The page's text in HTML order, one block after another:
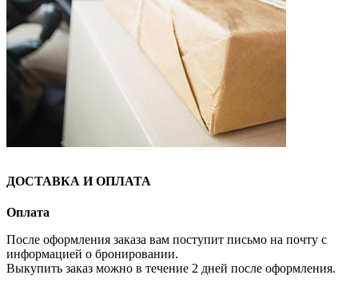
ДОСТАВКА И ОПЛАТА
Оплата
После оформления заказа вам поступит письмо на почту с
информацией о бронировании.
Выкупить заказ можно в течение 2 дней после оформления.